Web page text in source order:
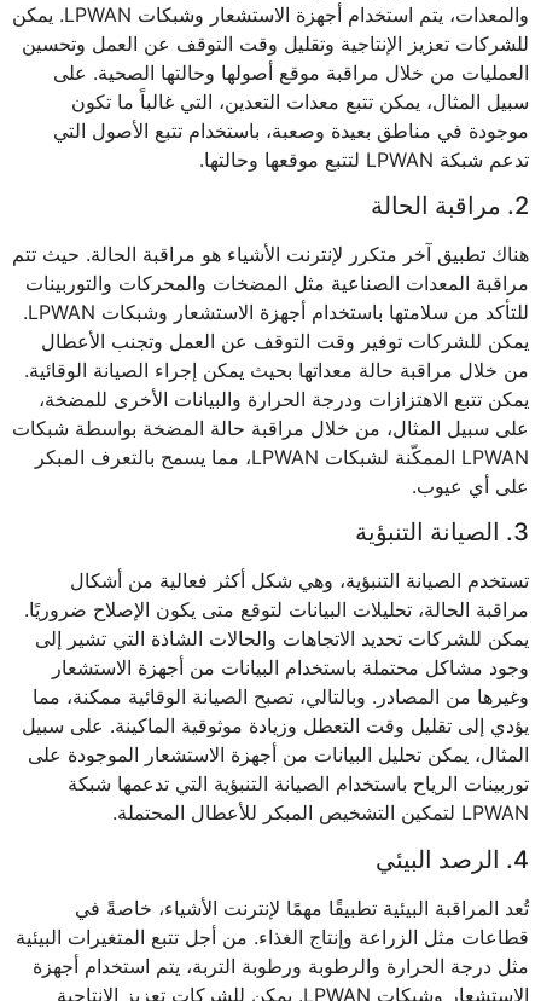
والمعدات، يتم استخدام أجهزة الاستشعار وشبكات LPWAN. يمكن
للشركات تعزيز الإنتاجية وتقليل وقت التوقف عن العمل وتحسين
العمليات من خلال مراقبة موقع أصولها وحالتها الصحية. على
سبيل المثال، يمكن تتبع معدات التعدين، التي غالباً ما تكون
موجودة في مناطق بعيدة وصعبة، باستخدام تتبع الأصول التي
تدعم شبكة LPWAN لتتبع موقعها وحالتها.
2. مراقبة الحالة
هناك تطبيق آخر متكرر لإنترنت الأشياء هو مراقبة الحالة. حيث تتم
مراقبة المعدات الصناعية مثل المضخات والمحركات والتوربينات
للتأكد من سلامتها باستخدام أجهزة الاستشعار وشبكات LPWAN.
يمكن للشركات توفير وقت التوقف عن العمل وتجنب الأعطال
من خلال مراقبة حالة معداتها بحيث يمكن إجراء الصيانة الوقائية.
يمكن تتبع الاهتزازات ودرجة الحرارة والبيانات الأخرى للمضخة،
على سبيل المثال، من خلال مراقبة حالة المضخة بواسطة شبكات
LPWAN الممكّنة لشبكات LPWAN، مما يسمح بالتعرف المبكر
على أي عيوب.
3. الصيانة التنبؤية
تستخدم الصيانة التنبؤية، وهي شكل أكثر فعالية من أشكال
مراقبة الحالة، تحليلات البيانات لتوقع متى يكون الإصلاح ضروريًا.
يمكن للشركات تحديد الاتجاهات والحالات الشاذة التي تشير إلى
وجود مشاكل محتملة باستخدام البيانات من أجهزة الاستشعار
وغيرها من المصادر. وبالتالي، تصبح الصيانة الوقائية ممكنة، مما
يؤدي إلى تقليل وقت التعطل وزيادة موثوقية الماكينة. على سبيل
المثال، يمكن تحليل البيانات من أجهزة الاستشعار الموجودة على
توربينات الرياح باستخدام الصيانة التنبؤية التي تدعمها شبكة
LPWAN لتمكين التشخيص المبكر للأعطال المحتملة.
4. الرصد البيئي
تُعد المراقبة البيئية تطبيقًا مهمًا لإنترنت الأشياء، خاصةً في
قطاعات مثل الزراعة وإنتاج الغذاء. من أجل تتبع المتغيرات البيئية
مثل درجة الحرارة والرطوبة ورطوبة التربة، يتم استخدام أجهزة
الاستشعار وشبكات LPWAN. يمكن للشركات تعزيز الإنتاجية